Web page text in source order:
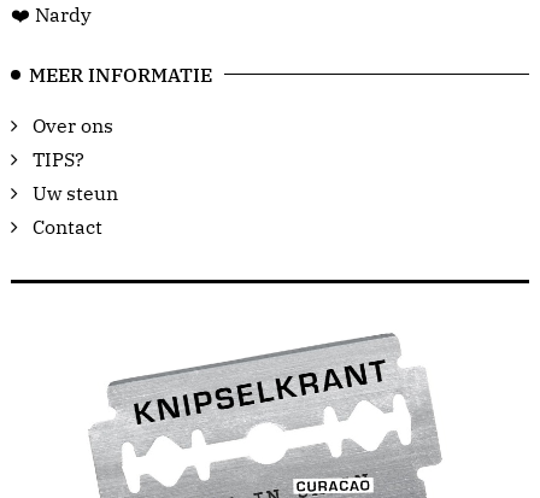
❤️ Nardy
MEER INFORMATIE
Over ons
TIPS?
Uw steun
Contact